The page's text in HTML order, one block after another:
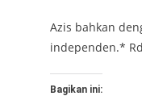
Azis bahkan
independen.*
Bagikan ini: